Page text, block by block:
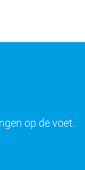
op de voet.